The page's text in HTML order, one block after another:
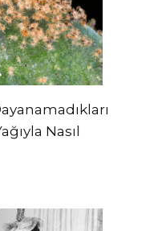
Nasıl